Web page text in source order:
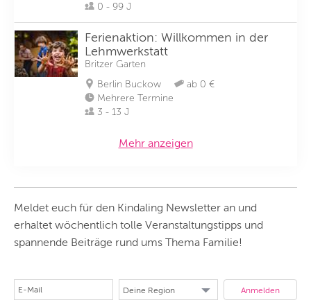
0 - 99 J
Ferienaktion: Willkommen in der
Lehmwerkstatt
Britzer Garten
Berlin Buckow
ab 0 €
Mehrere Termine
3 - 13 J
Mehr anzeigen
Meldet euch für den Kindaling Newsletter an und
erhaltet wöchentlich tolle Veranstaltungstipps und
spannende Beiträge rund ums Thema Familie!